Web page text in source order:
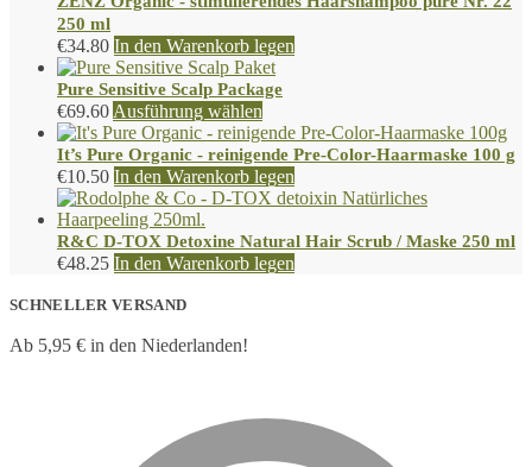
250 ml
€34.80 In den Warenkorb legen
Pure Sensitive Scalp Package
€69.60 Ausführung wählen
It’s Pure Organic - reinigende Pre-Color-Haarmaske 100 g
€10.50 In den Warenkorb legen
R&C D-TOX Detoxine Natural Hair Scrub / Maske 250 ml
€48.25 In den Warenkorb legen
SCHNELLER VERSAND
Ab 5,95 € in den Niederlanden!